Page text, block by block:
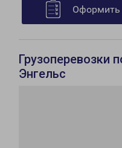
Оформить
Грузоперевозки
Энгельс